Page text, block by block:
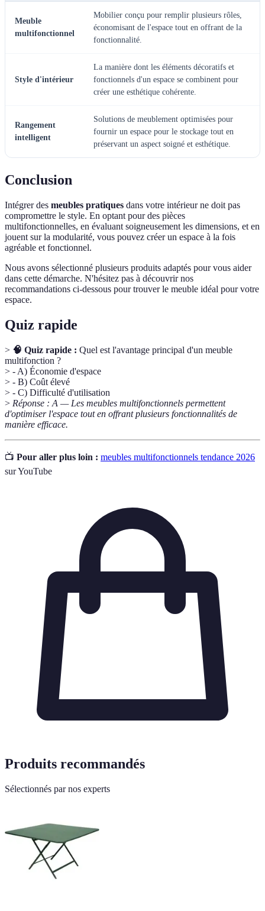
Meuble
multifonctionnel
Mobilier conçu pour remplir plusieurs rôles,
économisant de l'espace tout en offrant de la
fonctionnalité.
Style d'intérieur
La manière dont les éléments décoratifs et
fonctionnels d'un espace se combinent pour
créer une esthétique cohérente.
Rangement
intelligent
Solutions de meublement optimisées pour
fournir un espace pour le stockage tout en
préservant un aspect soigné et esthétique.
Conclusion
Intégrer des meubles pratiques dans votre intérieur ne doit pas
compromettre le style. En optant pour des pièces
multifonctionnelles, en évaluant soigneusement les dimensions, et en
jouent sur la modularité, vous pouvez créer un espace à la fois
agréable et fonctionnel.
Nous avons sélectionné plusieurs produits adaptés pour vous aider
dans cette démarche. N'hésitez pas à découvrir nos
recommandations ci-dessous pour trouver le meuble idéal pour votre
espace.
Quiz rapide
> 🧠 Quiz rapide : Quel est l'avantage principal d'un meuble
multifonction ?
> - A) Économie d'espace
> - B) Coût élevé
> - C) Difficulté d'utilisation
> Réponse : A — Les meubles multifonctionnels permettent
d'optimiser l'espace tout en offrant plusieurs fonctionnalités de
manière efficace.
📺 Pour aller plus loin : meubles multifonctionnels tendance 2026
sur YouTube
Produits recommandés
Sélectionnés par nos experts